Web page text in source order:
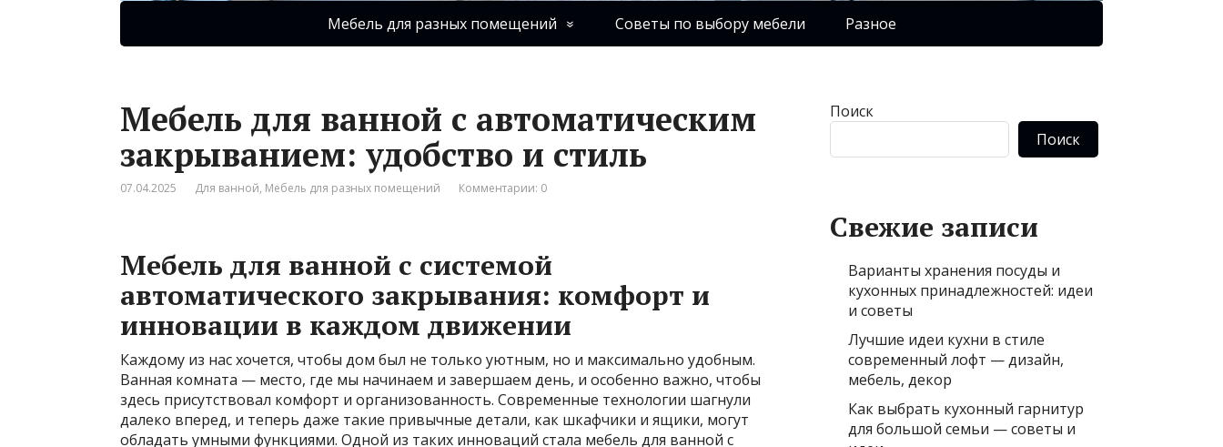
Мебель для разных помещений Советы по выбору мебели Разное
Мебель для ванной с автоматическим
закрыванием: удобство и стиль
07.04.2025 Для ванной, Мебель для разных помещений Комментарии: 0
Мебель для ванной с системой
автоматического закрывания: комфорт и
инновации в каждом движении
Каждому из нас хочется, чтобы дом был не только уютным, но и максимально удобным.
Ванная комната — место, где мы начинаем и завершаем день, и особенно важно, чтобы
здесь присутствовал комфорт и организованность. Современные технологии шагнули
далеко вперед, и теперь даже такие привычные детали, как шкафчики и ящики, могут
обладать умными функциями. Одной из таких инноваций стала мебель для ванной с
Поиск
Поиск
Свежие записи
Варианты хранения посуды и
кухонных принадлежностей: идеи
и советы
Лучшие идеи кухни в стиле
современный лофт — дизайн,
мебель, декор
Как выбрать кухонный гарнитур
для большой семьи — советы и